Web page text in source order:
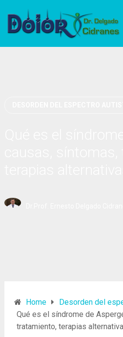
Home
Desorden del
Qué es el síndrome de
tratamiento, terapias